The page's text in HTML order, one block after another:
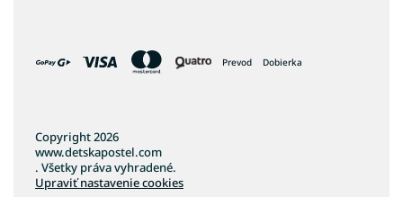
Prevod Dobierka
Copyright 2026
www.detskapostel.com
. Všetky práva vyhradené.
Upraviť nastavenie cookies